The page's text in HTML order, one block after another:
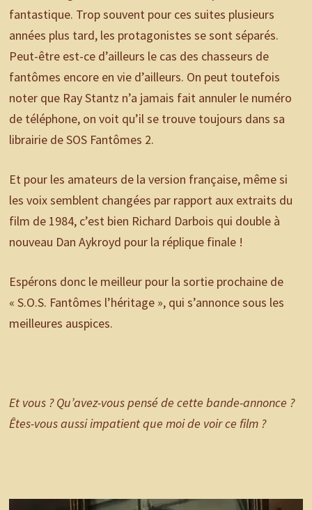
fantastique. Trop souvent pour ces suites plusieurs
années plus tard, les protagonistes se sont séparés.
Peut-être est-ce d’ailleurs le cas des chasseurs de
fantômes encore en vie d’ailleurs. On peut toutefois
noter que Ray Stantz n’a jamais fait annuler le numéro
de téléphone, on voit qu’il se trouve toujours dans sa
librairie de SOS Fantômes 2.
Et pour les amateurs de la version française, même si
les voix semblent changées par rapport aux extraits du
film de 1984, c’est bien Richard Darbois qui double à
nouveau Dan Aykroyd pour la réplique finale !
Espérons donc le meilleur pour la sortie prochaine de
« S.O.S. Fantômes l’héritage », qui s’annonce sous les
meilleures auspices.
Et vous ? Qu’avez-vous pensé de cette bande-annonce ?
Êtes-vous aussi impatient que moi de voir ce film ?